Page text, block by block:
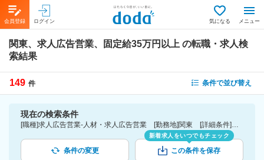
会員登録 ログイン 気になる メニュー
関東、求人広告営業、固定給35万円以上 の転職・求人検
索結果
149 件 条件で並び替え
現在の検索条件
[職種]求人広告営業-人材・求人広告営業 [勤務地]関東 [詳細条件](待遇・福利厚生)固定給35万円以上
条件の変更
新着求人をいつでもチェック
この条件を保存